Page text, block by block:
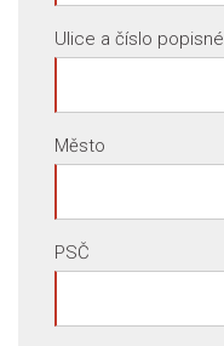
Ulice a číslo popisné
Město
PSČ